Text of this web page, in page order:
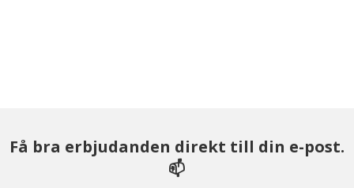
Få bra erbjudanden direkt till din e-post.
📫